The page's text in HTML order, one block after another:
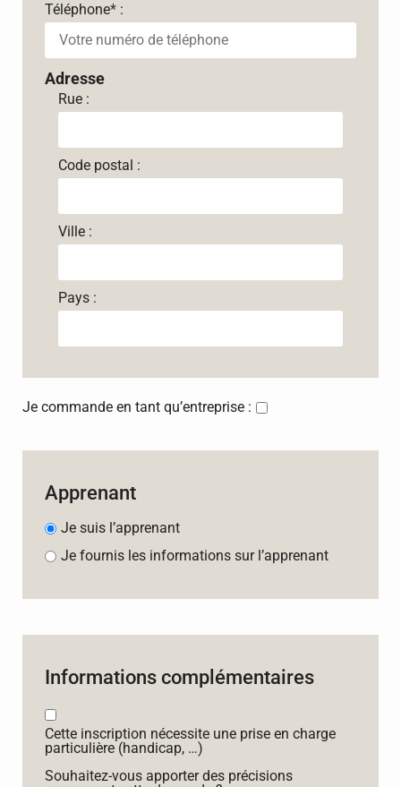
Téléphone* :
Adresse
Rue :
Code postal :
Ville :
Pays :
Je commande en tant qu’entreprise :
Apprenant
Je suis l’apprenant
Je fournis les informations sur l’apprenant
Informations complémentaires
Cette inscription nécessite une prise en charge
particulière (handicap, …)
Souhaitez-vous apporter des précisions